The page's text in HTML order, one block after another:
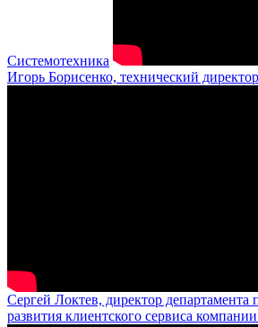
Системотехника
Игорь Борисенко, технический
Сергей Локтев, директор
развития клиентского сервиса